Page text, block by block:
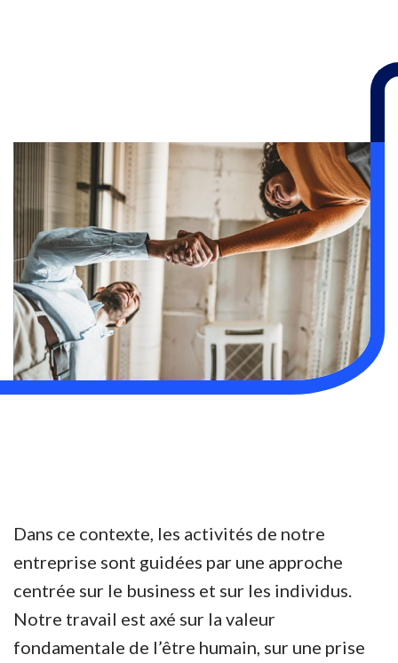
Dans ce contexte, les activités de notre
entreprise sont guidées par une approche
centrée sur le business et sur les individus.
Notre travail est axé sur la valeur
fondamentale de l’être humain, sur une prise